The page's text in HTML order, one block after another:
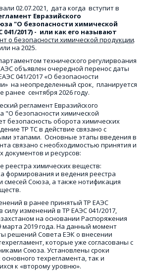
02.07.2021,  дата когда  вступит в
Евразийского
"О безопасности химической
о безопасности химической продукции
на 2025.
технического регулирвоания
объявлен очередной перенос даты
041/2017 «О безопасности
на неопределенный срок,  планируется
ранее  сентября 2026 году.
регламент Евразийского
"О безопасности химической
безопасность оборота химических
ТР ТС в действие связано с
этапами.  Основные этапы введения в
связано с необходимостью принятия и
и ресурсов:
реестра химических веществ:
формирования и ведения реестра
смесей Союза, а также нотификация
в ранее принятый ТР ЕАЭС
силу изменений в ТР ЕАЭС 041/2017,
на основании Распоряжения
2019 года. На данный момент
решений Совета ЕЭК о внесении
которые уже согласованы с
Союза. Установлены сроки
техрегламента, так и
к «второму уровню».